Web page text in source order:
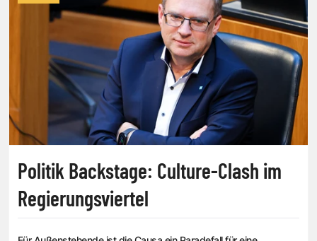
Politik Backstage: Culture-Clash im
Regierungsviertel